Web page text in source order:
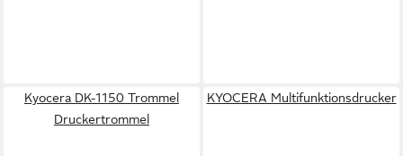
Kyocera DK-1150 Trommel
Druckertrommel
KYOCERA Multifunktionsdrucker